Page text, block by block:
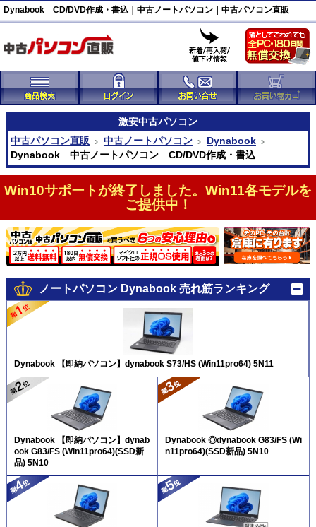
Dynabook CD/DVD作成・書込｜中古ノートパソコン｜中古パソコン直販
激安中古パソコン
中古パソコン直販
中古ノートパソコン
Dynabook
Dynabook 中古ノートパソコン CD/DVD作成・書込
Win10サポートが終了しました。Win11各モデルを
ご提供中！
ノートパソコン Dynabook 売れ筋ランキング
Dynabook 【即納パソコン】dynabook S73/HS (Win11pro64) 5N11
Dynabook 【即納パソコン】dynab
ook G83/FS (Win11pro64)(SSD新
品) 5N10
Dynabook ◎dynabook G83/FS (Wi
n11pro64)(SSD新品) 5N10